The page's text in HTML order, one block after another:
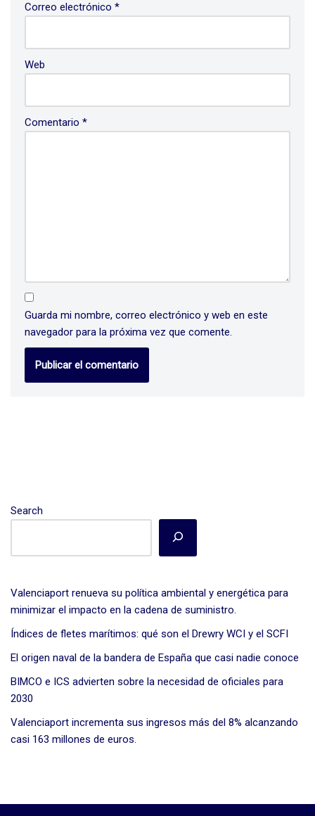
Correo electrónico *
Web
Comentario *
Guarda mi nombre, correo electrónico y web en este
navegador para la próxima vez que comente.
Search
Valenciaport renueva su política ambiental y energética para
minimizar el impacto en la cadena de suministro.
Índices de fletes marítimos: qué son el Drewry WCI y el SCFI
El origen naval de la bandera de España que casi nadie conoce
BIMCO e ICS advierten sobre la necesidad de oficiales para
2030
Valenciaport incrementa sus ingresos más del 8% alcanzando
casi 163 millones de euros.